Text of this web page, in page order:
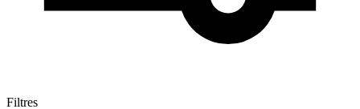
Filtres